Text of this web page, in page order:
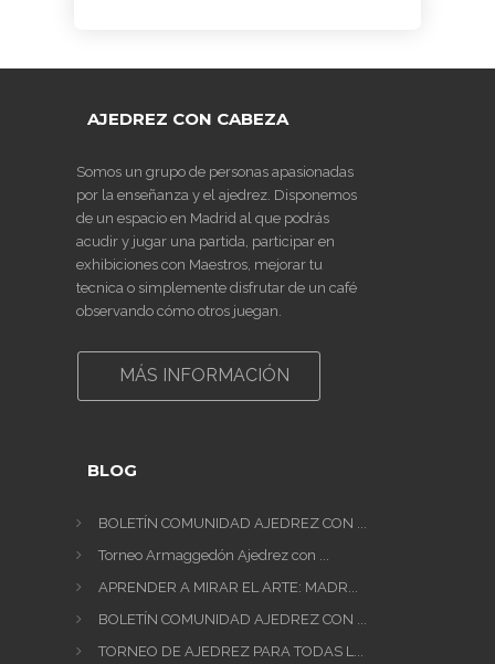
AJEDREZ CON CABEZA
Somos un grupo de personas apasionadas
por la enseñanza y el ajedrez. Disponemos
de un espacio en Madrid al que podrás
acudir y jugar una partida, participar en
exhibiciones con Maestros, mejorar tu
tecnica o simplemente disfrutar de un café
observando cómo otros juegan.
MÁS INFORMACIÓN
BLOG
BOLETÍN COMUNIDAD AJEDREZ CON ...
Torneo Armaggedón Ajedrez con ...
APRENDER A MIRAR EL ARTE: MADR...
BOLETÍN COMUNIDAD AJEDREZ CON ...
TORNEO DE AJEDREZ PARA TODAS L...